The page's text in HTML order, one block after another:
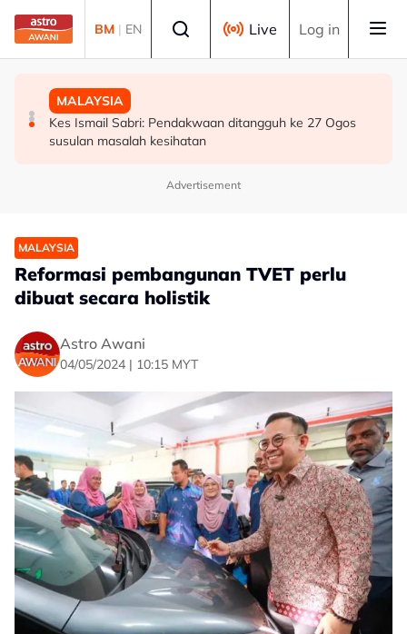
Skip to main content
BM | EN Live Log in
BISNES
Bursa Malaysia dibuka rendah, menjejaki penyusutan
semalaman Wall Street
MALAYSIA
Bekas Ketua Hakim Negara Tun Mohamed Eusoff Chin
meninggal dunia pada usia 91 tahun
MALAYSIA
Kes Ismail Sabri: Pendakwaan ditangguh ke 27 Ogos
susulan masalah kesihatan
Advertisement
MALAYSIA
Reformasi pembangunan TVET perlu
dibuat secara holistik
Astro Awani
04/05/2024 | 10:15 MYT